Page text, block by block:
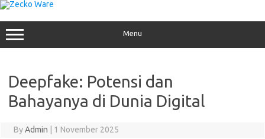
Skip
to
content
Menu
Deepfake: Potensi dan
Bahayanya di Dunia Digital
ByAdmin 1 November 2025